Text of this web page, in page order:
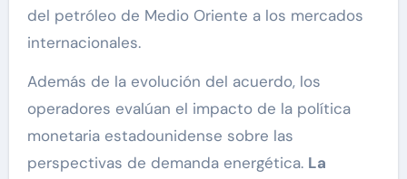
del petróleo de Medio Oriente a los mercados
internacionales.
Además de la evolución del acuerdo, los
operadores evalúan el impacto de la política
monetaria estadounidense sobre las
perspectivas de demanda energética. La